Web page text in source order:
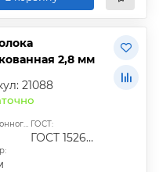
2,8 мм
21088
Вес погонного метра, кг: ГОСТ:
ГОСТ 1526-81